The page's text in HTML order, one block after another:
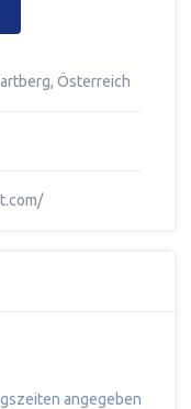
Österreich
angegeben